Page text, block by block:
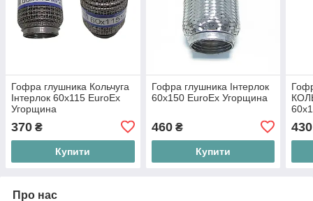
Гофра глушника Кольчуга
Інтерлок 60х115 EuroEx
Угорщина
370 ₴
Купити
Гофра глушника Інтерлок
60x150 EuroEx Угорщина
460₴
Купити
430
Про нас